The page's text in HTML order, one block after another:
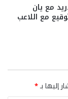
مع يان
مع اللاعب
إليها بـ*